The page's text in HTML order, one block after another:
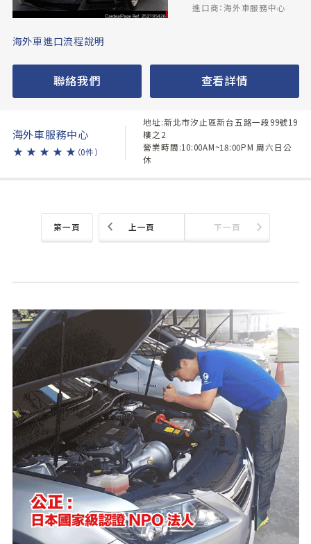
進口商：海外車服務中心
海外車進口流程說明
聯絡我們 查看詳情
海外車服務中心
★ ★ ★ ★ ★ （0件）
地址:新北市汐止區新台五路一段99號19
樓之2
營業時間:10:00AM~18:00PM 周六日公
休
第一頁 上一頁 下一頁